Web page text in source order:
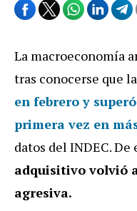
La macroeconomía
tras conocerse que la
en febrero y
primera vez en
datos del INDEC. De
adquisitivo volvió
agresiva.